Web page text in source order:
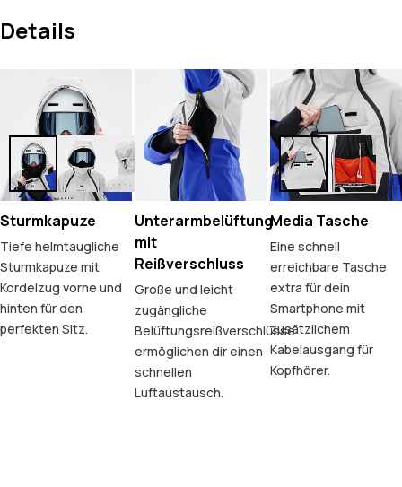
Details
Sturmkapuze
Tiefe helmtaugliche
Sturmkapuze mit
Kordelzug vorne und
hinten für den
perfekten Sitz.
Unterarmbelüftung
mit
Reißverschluss
Große und leicht
zugängliche
Belüftungsreißverschlüsse
ermöglichen dir einen
schnellen
Luftaustausch.
Media Tasche
Eine schnell
erreichbare Tasche
extra für dein
Smartphone mit
zusätzlichem
Kabelausgang für
Kopfhörer.